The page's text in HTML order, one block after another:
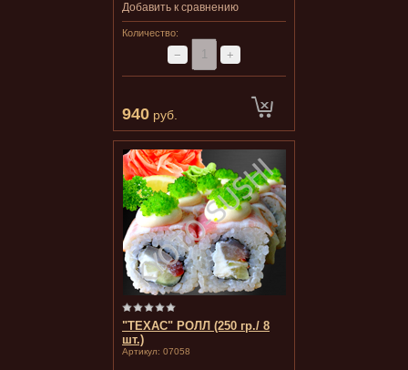
Добавить к сравнению
Количество:
− +
940 руб.
"ТЕХАС" РОЛЛ (250 гр./ 8
шт.)
Артикул: 07058